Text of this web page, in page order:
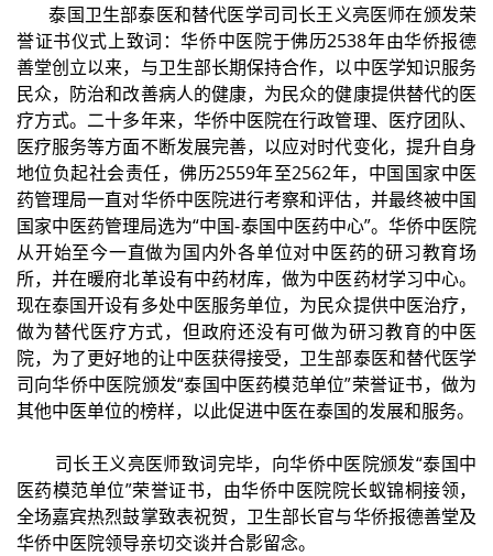
泰国卫生部泰医和替代医学司司长王义亮医师在颁发荣
誉证书仪式上致词：华侨中医院于佛历2538年由华侨报德
善堂创立以来，与卫生部长期保持合作，以中医学知识服务
民众，防治和改善病人的健康，为民众的健康提供替代的医
疗方式。二十多年来，华侨中医院在行政管理、医疗团队、
医疗服务等方面不断发展完善，以应对时代变化，提升自身
地位负起社会责任，佛历2559年至2562年，中国国家中医
药管理局一直对华侨中医院进行考察和评估，并最终被中国
国家中医药管理局选为“中国-泰国中医药中心”。华侨中医院
从开始至今一直做为国内外各单位对中医药的研习教育场
所，并在暖府北革设有中药材库，做为中医药材学习中心。
现在泰国开设有多处中医服务单位，为民众提供中医治疗，
做为替代医疗方式，但政府还没有可做为研习教育的中医
院，为了更好地的让中医获得接受，卫生部泰医和替代医学
司向华侨中医院颁发“泰国中医药模范单位”荣誉证书，做为
其他中医单位的榜样，以此促进中医在泰国的发展和服务。
司长王义亮医师致词完毕，向华侨中医院颁发“泰国中
医药模范单位”荣誉证书，由华侨中医院院长蚁锦桐接领，
全场嘉宾热烈鼓掌致表祝贺，卫生部长官与华侨报德善堂及
华侨中医院领导亲切交谈并合影留念。